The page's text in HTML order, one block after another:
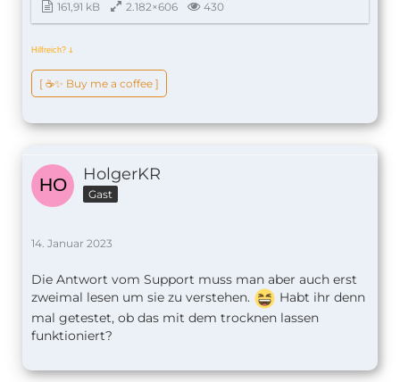
161,91 kB 2.182×606 430
Hilfreich? ↆ
[ ☕️✨ Buy me a coffee ]
HolgerKR
Gast
14. Januar 2023
Die Antwort vom Support muss man aber auch erst
zweimal lesen um sie zu verstehen.
Habt ihr denn
mal getestet, ob das mit dem trocknen lassen
funktioniert?